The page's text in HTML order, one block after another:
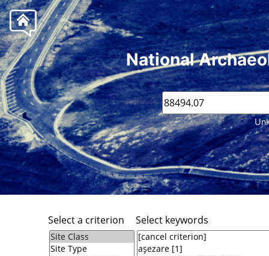
National
Select a criterion Select keywords